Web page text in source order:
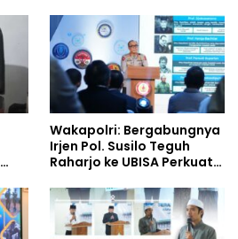
Siswa Sekolah Rakyat
Wakapolri: Bergabungnya
Irjen Pol. Susilo Teguh
Raharjo ke UBISA Perkuat
Studi Kepolisian